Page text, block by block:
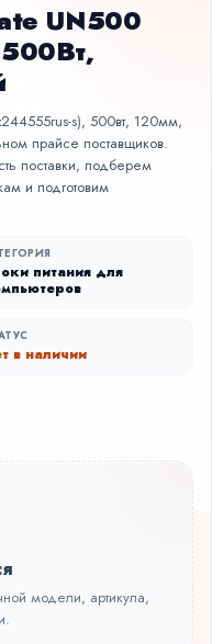
UN500
s), 500вт, 120мм,
прайсе поставщиков.
поставки, подберем
и подготовим
питания для
в наличии
модели, артикула,